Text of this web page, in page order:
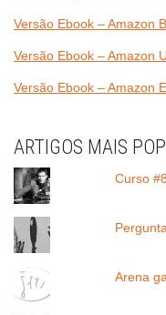
Versão Ebook – Amazon
Versão Ebook – Amazon
Versão Ebook – Amazon
ARTIGOS MAIS
Curso
Arena